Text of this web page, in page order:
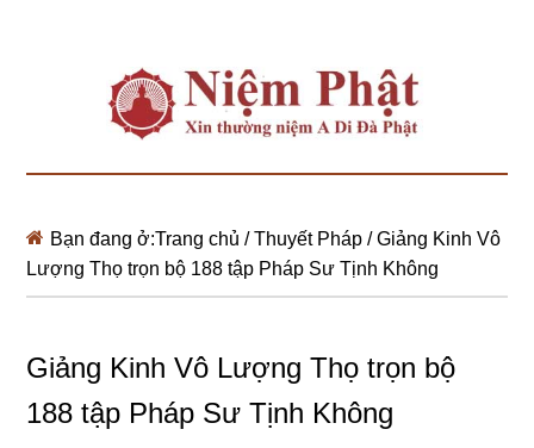
Bạn đang ở:Trang chủ / Thuyết Pháp /Giảng Kinh Vô
Lượng Thọ trọn bộ 188 tập Pháp Sư Tịnh Không
Giảng Kinh Vô Lượng Thọ trọn bộ
188 tập Pháp Sư Tịnh Không